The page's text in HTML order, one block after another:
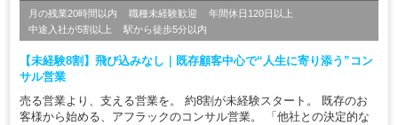
月の残業20時間以内 職種未経験歓迎
年間休日120日以上
中途入社が5割以上
駅から徒歩5分以内
【未経験8割】飛び込みなし｜既存顧客中心で“人生に寄り添う”コン
サル営業
売る営業より、支える営業を。 約8割が未経験スタート。 既存のお
客様から始める、アフラックのコンサル営業。 「他社との決定的な